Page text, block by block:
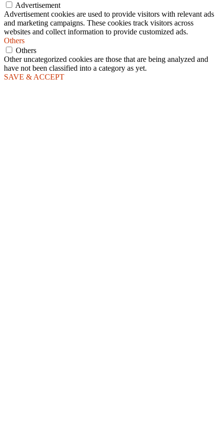
Advertisement
Advertisement cookies are used to provide visitors with relevant ads
and marketing campaigns. These cookies track visitors across
websites and collect information to provide customized ads.
Others
Others
Other uncategorized cookies are those that are being analyzed and
have not been classified into a category as yet.
SAVE & ACCEPT